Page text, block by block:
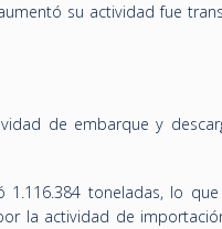
su actividad fue
de embarque y
toneladas, lo
la actividad de